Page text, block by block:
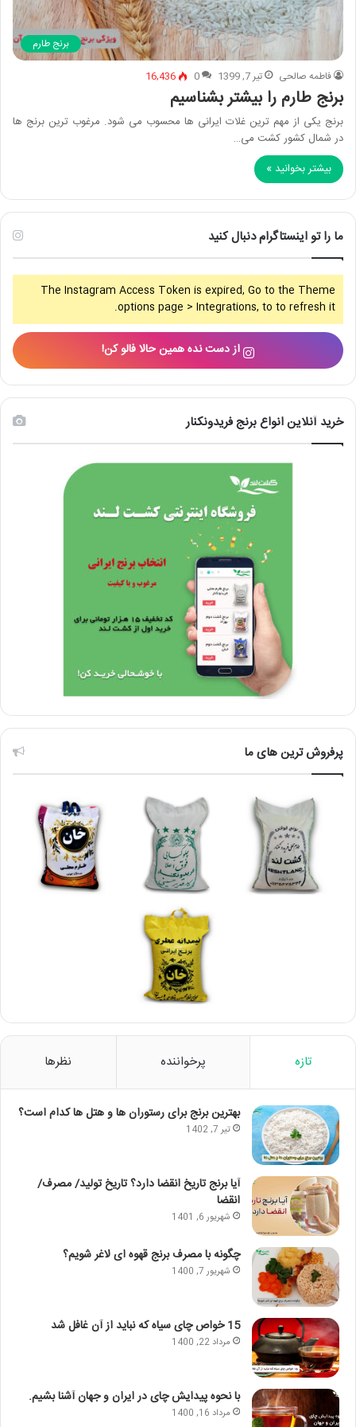
برنج طارم
فاطمه صالحی تیر 7, 1399 0
16,436
برنج طارم را بیشتر بشناسیم
برنج یکی از مهم ترین غلات ایرانی ها محسوب می شود. مرغوب ترین برنج ها
در شمال کشور کشت می…
بیشتر بخوانید »
ما را تو اینستاگرام دنبال کنید
The Instagram Access Token is expired, Go to the Theme
options page > Integrations, to to refresh it.
از دست نده همین حالا فالو کن!
خرید آنلاین انواع برنج فریدونکنار
پرفروش ترین های ما
تازه پرخواننده نظرها
بهترین برنج برای رستوران ها و هتل ها کدام است؟
تیر 7, 1402
آیا برنج تاریخ انقضا دارد؟ تاریخ تولید/ مصرف/
انقضا
شهریور 6, 1401
چگونه با مصرف برنج قهوه ای لاغر شویم؟
شهریور 7, 1400
15 خواص چای سیاه که نباید از آن غافل شد
مرداد 22, 1400
با نحوه پیدایش چای در ایران و جهان آشنا بشیم.
مرداد 16, 1400